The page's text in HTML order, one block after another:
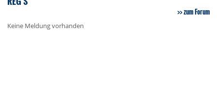
zum Forum
Keine Meldung vorhanden